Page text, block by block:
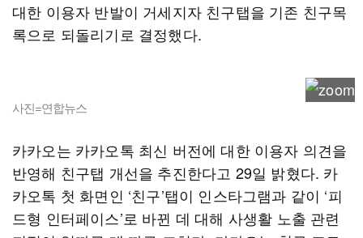
대한 이용자 반발이 거세지자 친구탭을 기존 친구목
록으로 되돌리기로 결정했다.
사진=연합뉴스
카카오는 카카오톡 최신 버전에 대한 이용자 의견을
반영해 친구탭 개선을 추진한다고 29일 밝혔다. 카
카오톡 첫 화면인 ‘친구’탭이 인스타그램과 같이 ‘피
드형 인터페이스’로 바뀐 데 대해 사생활 노출 관련